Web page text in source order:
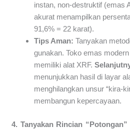
instan, non-destruktif (emas
akurat menampilkan
91,6% = 22 karat).
Tips Aman: Tanyakan
gunakan. Toko emas
memiliki alat XRF.
menunjukkan hasil di layar
menghilangkan unsur “kira-
membangun kepercayaan.
4. Tanyakan Rincian